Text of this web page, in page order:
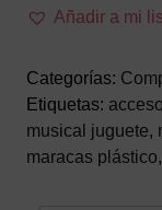
(2
cantidad
Añadir a mi
Categorías:
Etiquetas:
musical juguete,
maracas plástico,